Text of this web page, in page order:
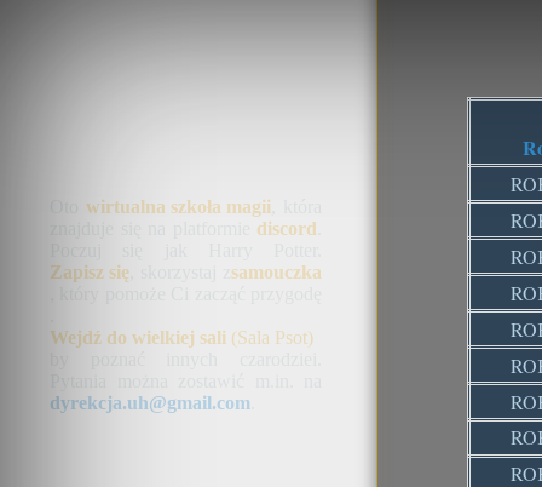
wirtualna szkoła magii
discord
Zapisz się
samouczka
Wejdź do wielkiej sali (Sala Psot)
dyrekcja.uh@gmail.com